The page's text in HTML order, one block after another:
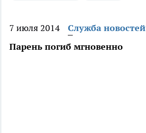
7 июля 2014
Служба новостей
Парень погиб мгновенно